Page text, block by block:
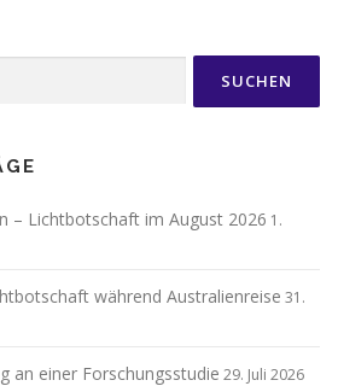
– Lichtbotschaft im August 2026 1.
während Australienreise 31.
an einer Forschungsstudie 29. Juli 2026